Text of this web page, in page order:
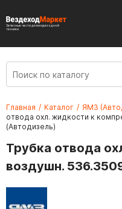
Запасные части для вездеходной
техники
Главная / Каталог / ЯМЗ
отвода охл. жидкости к
(Автодизель)
Трубка отвода
воздушн.